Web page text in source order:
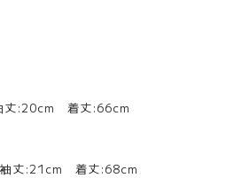
:20cm 着丈:66cm
丈:21cm 着丈:68cm